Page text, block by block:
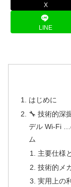
X
LINE
はじめに
🔧 技術的深
デル Wi-Fi …
ム
主要仕様
技術的メ
実用上の